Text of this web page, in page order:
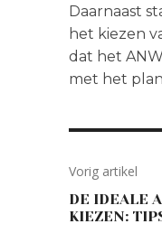
Daarnaast
het kiezen
dat het
met het
Vorig artikel
DE IDEALE
KIEZEN: